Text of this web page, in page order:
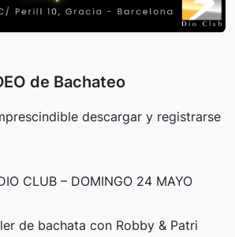
de Bachateo
descargar y registrarse
CLUB – DOMINGO 24 MAYO
de bachata con Robby & Patri